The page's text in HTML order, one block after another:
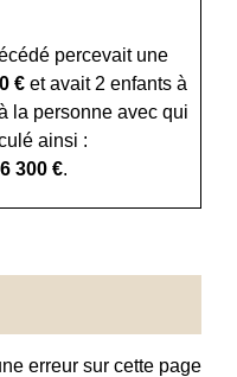
percevait une
€ et avait 2 enfants à
la personne avec qui
ainsi :
6 300 €.
erreur sur cette page